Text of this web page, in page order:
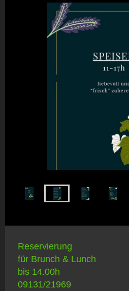
Reservierung
für Brunch & Lunch
bis 14.00h
09131/21969